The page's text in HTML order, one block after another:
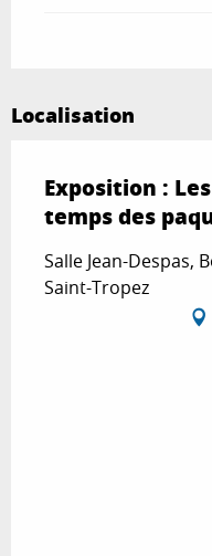
Localisation
Exposition :
temps des
Salle Jean-Despas,
Saint-Tropez